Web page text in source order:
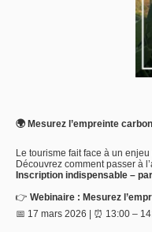
🌍 Mesurez l’empreinte
Le tourisme faitface à un enjeu
Découvrez commentpasser à
Inscription indispensable –
👉 Webinaire : Mesurez
📅 17 mars 2026 | ⏰ 13:00 –